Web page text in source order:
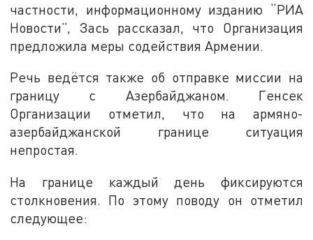
частности, информационному изданию “РИА
Новости”, Зась рассказал, что Организация
предложила меры содействия Армении.
Речь ведётся также об отправке миссии на
границу с Азербайджаном. Генсек
Организации отметил, что на армяно-
азербайджанской границе ситуация
непростая.
На границе каждый день фиксируются
столкновения. По этому поводу он отметил
следующее: